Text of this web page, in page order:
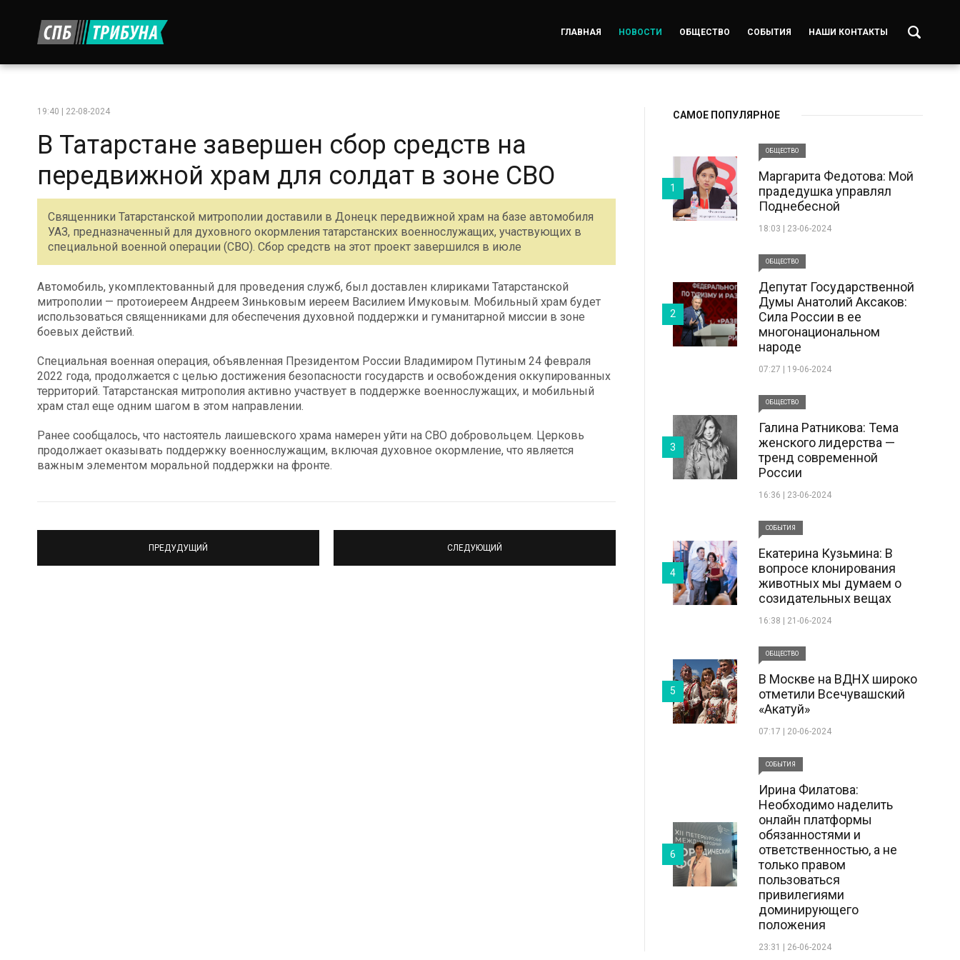
ГЛАВНАЯ НОВОСТИ ОБЩЕСТВО СОБЫТИЯ НАШИ КОНТАКТЫ
19:40 | 22-08-2024
В Татарстане завершен сбор средств на
передвижной храм для солдат в зоне СВО
Священники Татарстанской митрополии доставили в Донецк передвижной храм на базе автомобиля
УАЗ, предназначенный для духовного окормления татарстанских военнослужащих, участвующих в
специальной военной операции (СВО). Сбор средств на этот проект завершился в июле
Автомобиль, укомплектованный для проведения служб, был доставлен клириками Татарстанской
митрополии — протоиереем Андреем Зиньковым иереем Василием Имуковым. Мобильный храм будет
использоваться священниками для обеспечения духовной поддержки и гуманитарной миссии в зоне
боевых действий.
Специальная военная операция, объявленная Президентом России Владимиром Путиным 24 февраля
2022 года, продолжается с целью достижения безопасности государств и освобождения оккупированных
территорий. Татарстанская митрополия активно участвует в поддержке военнослужащих, и мобильный
храм стал еще одним шагом в этом направлении.
Ранее сообщалось, что настоятель лаишевского храма намерен уйти на СВО добровольцем. Церковь
продолжает оказывать поддержку военнослужащим, включая духовное окормление, что является
важным элементом моральной поддержки на фронте.
ПРЕДУДУЩИЙ СЛЕДУЮЩИЙ
САМОЕ ПОПУЛЯРНОЕ
ОБЩЕСТВО
Маргарита Федотова: Мой
прадедушка управлял
Поднебесной
18:03 | 23-06-2024
1
ОБЩЕСТВО
Депутат Государственной
Думы Анатолий Аксаков:
Сила России в ее
многонациональном
народе
07:27 | 19-06-2024
2
ОБЩЕСТВО
Галина Ратникова: Тема
женского лидерства —
тренд современной
России
16:36 | 23-06-2024
3
СОБЫТИЯ
Екатерина Кузьмина: В
вопросе клонирования
животных мы думаем о
созидательных вещах
16:38 | 21-06-2024
4
ОБЩЕСТВО
В Москве на ВДНХ широко
отметили Всечувашский
«Акатуй»
07:17 | 20-06-2024
5
СОБЫТИЯ
Ирина Филатова:
Необходимо наделить
онлайн платформы
обязанностями и
ответственностью, а не
только правом
пользоваться
привилегиями
доминирующего
положения
23:31 | 26-06-2024
6